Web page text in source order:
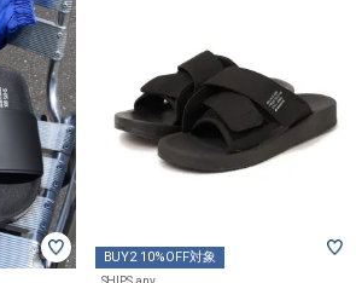
BUY2 10%OFF対象